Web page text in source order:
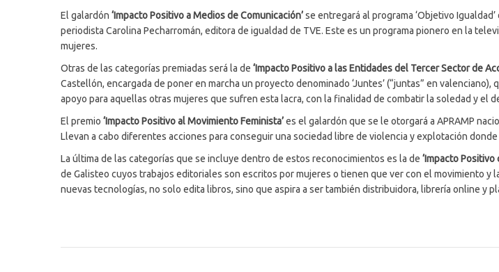
El galardón ‘Impacto Positivo a Medios de Comunicación’se entregará al programa ‘Objetivo
periodista Carolina Pecharromán, editora de igualdad de TVE. Este es un programa pionero en la
mujeres.
Otras de las categorías premiadas será la de ‘Impacto Positivo a las Entidades del Tercer Sector de
Castellón, encargada de poner en marcha un proyecto denominado ‘Juntes’ (“juntas” en
apoyo para aquellas otras mujeres que sufren esta lacra, con la finalidad de combatir la soledad y el
El premio ‘Impacto Positivo al Movimiento Feminista’es el galardón que se le otorgará a APRAMP
Llevan a cabo diferentes acciones para conseguir una sociedad libre de violencia y explotación
La última de las categorías que se incluye dentro de estos reconocimientos es la de ‘Impacto Positivo
de Galisteo cuyos trabajos editoriales son escritos por mujeres o tienen que ver con el movimiento y
nuevas tecnologías, no solo edita libros, sino que aspira a ser también distribuidora, librería online y